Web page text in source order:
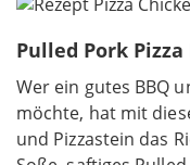
Pulled Pork Pizza
Wer ein gutes BBQ
möchte, hat mit
und Pizzastein das